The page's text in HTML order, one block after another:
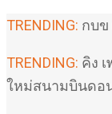
TRENDING: กบข
TRENDING: คิง
ใหม่สนามบินดอ